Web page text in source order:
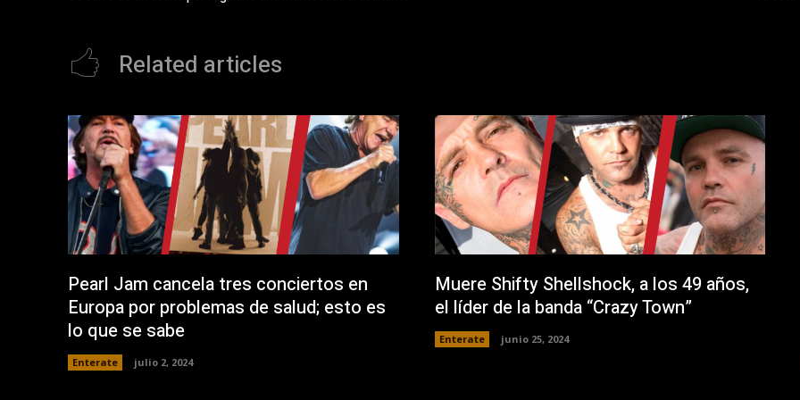
a
b
r
e
u
n
a
v
e
n
t
a
n
a
n
u
e
a
)
n
u
Related articles
Pearl Jam cancela tres conciertos en
Europa por problemas de salud; esto es
lo que se sabe
Enterate julio 2, 2024
Muere Shifty Shellshock, a los 49 años,
el líder de la banda “Crazy Town”
Enterate junio 25, 2024